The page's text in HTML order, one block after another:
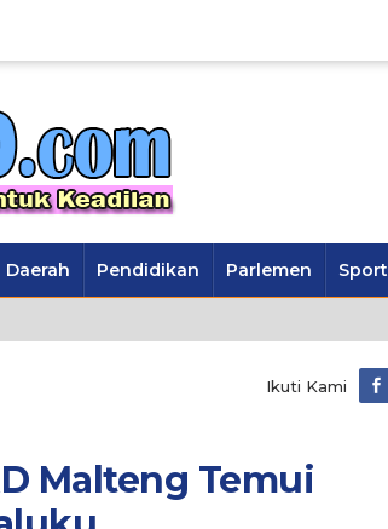
Daerah Pendidikan Parlemen Sport
Ikuti Kami
Malteng Temui